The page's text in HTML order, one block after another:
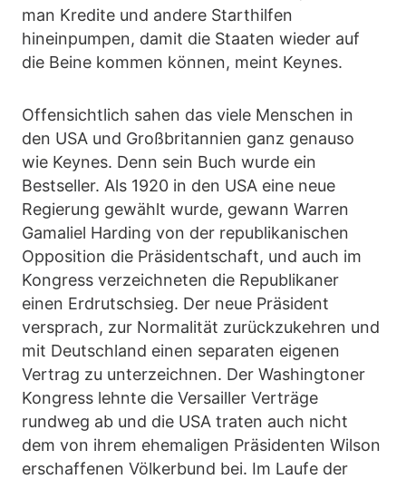
man Kredite und andere Starthilfen
hineinpumpen, damit die Staaten wieder auf
die Beine kommen können, meint Keynes.
Offensichtlich sahen das viele Menschen in
den USA und Großbritannien ganz genauso
wie Keynes. Denn sein Buch wurde ein
Bestseller. Als 1920 in den USA eine neue
Regierung gewählt wurde, gewann Warren
Gamaliel Harding von der republikanischen
Opposition die Präsidentschaft, und auch im
Kongress verzeichneten die Republikaner
einen Erdrutschsieg. Der neue Präsident
versprach, zur Normalität zurückzukehren und
mit Deutschland einen separaten eigenen
Vertrag zu unterzeichnen. Der Washingtoner
Kongress lehnte die Versailler Verträge
rundweg ab und die USA traten auch nicht
dem von ihrem ehemaligen Präsidenten Wilson
erschaffenen Völkerbund bei. Im Laufe der